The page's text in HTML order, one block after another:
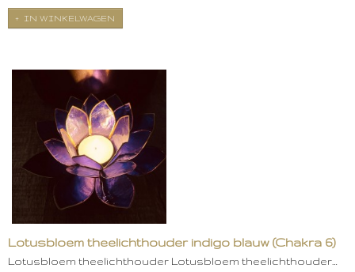
IN WINKELWAGEN
Lotusbloem theelichthouder indigo blauw (Chakra 6)
Lotusbloem theelichthouder Lotusbloem theelichthouder…